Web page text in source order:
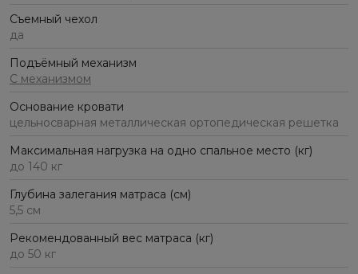
Съемный чехол
да
Подъёмный механизм
С механизмом
Основание кровати
цельносварная металлическая ортопедическая решетка
Максимальная нагрузка на одно спальное место (кг)
до 140 кг
Глубина залегания матраса (см)
5,5 см
Рекомендованный вес матраса (кг)
до 50 кг